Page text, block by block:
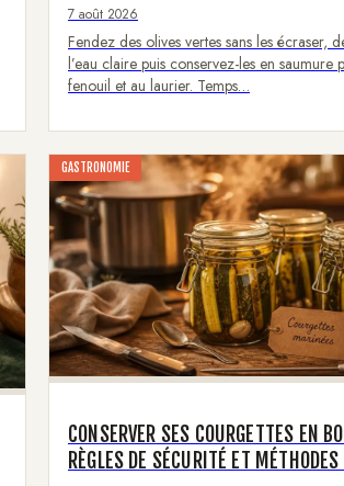
7 août 2026
Fendez des olives vertes sans les écraser,
l’eau claire puis conservez-les en saumure
fenouil et au laurier. Temps…
GASTRONOMIE
CONSERVER SES COURGETTES EN
RÈGLES DE SÉCURITÉ ET